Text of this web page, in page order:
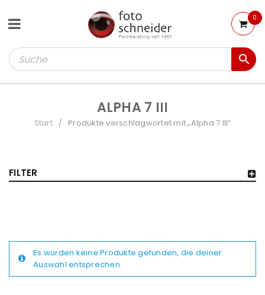
0
ALPHA 7 III
Start / Produkte verschlagwortet mit „Alpha 7 III“
FILTER
Es wurden keine Produkte gefunden, die deiner
Auswahl entsprechen.